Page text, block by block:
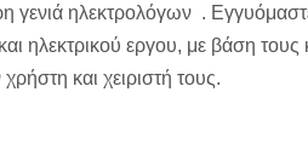
γενιά ηλεκτρολόγων .
ηλεκτρικού εργου, με βάση τους
και χειριστή τους.